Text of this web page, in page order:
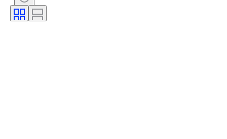
Ráírt méret
Inggallér mérete